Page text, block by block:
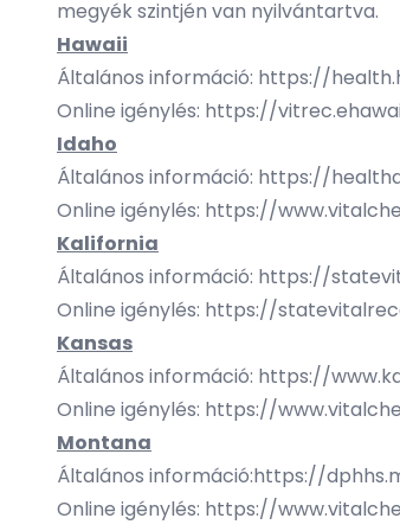
megyék szintjén van nyilvántartva.
Hawaii
Általános információ: https://
Online igénylés: https://
Idaho
Általános információ: https://
Online igénylés: https://
Kalifornia
Általános információ: https://
Online igénylés: https://
Kansas
Általános információ: https://
Online igénylés: https://
Montana
Általános információ:https://
Online igénylés: https://